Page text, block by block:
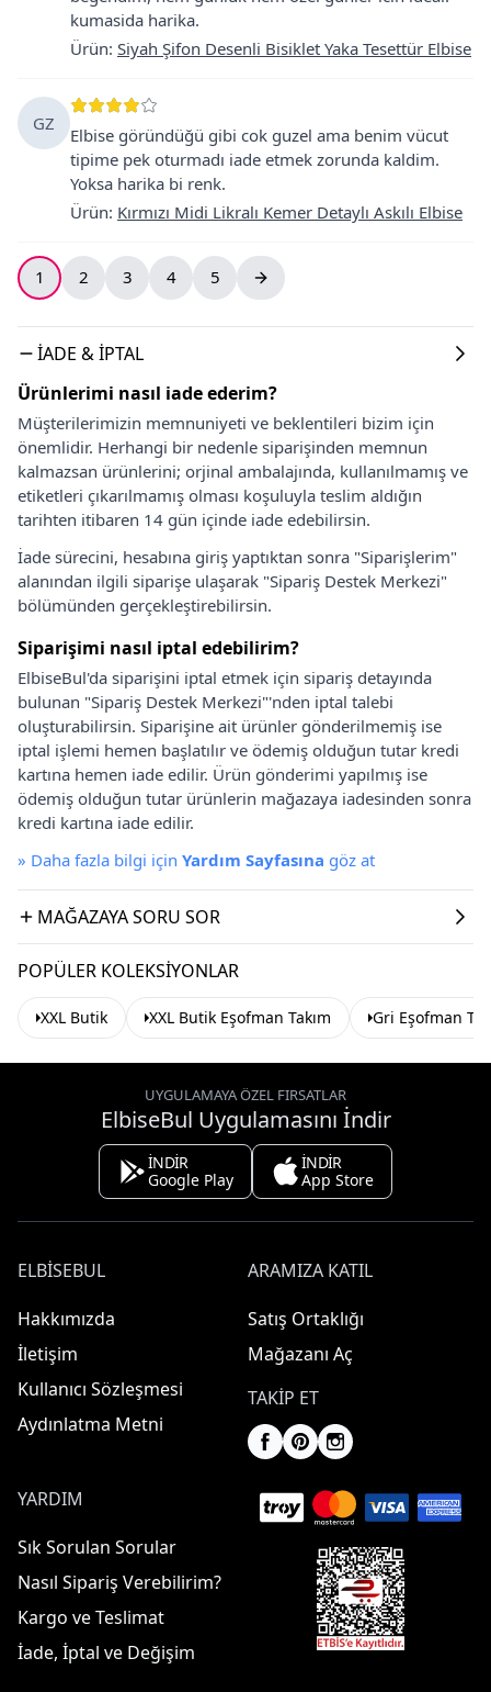
kumasida harika.
Ürün: Siyah Şifon Desenli Bisiklet Yaka Tesettür Elbise
GZ
Elbise göründüğü gibi cok guzel ama benim vücut
tipime pek oturmadı iade etmek zorunda kaldim.
Yoksa harika bi renk.
Ürün: Kırmızı Midi Likralı Kemer Detaylı Askılı Elbise
1 2 3 4 5
İADE & İPTAL
Ürünlerimi nasıl iade ederim?
Müşterilerimizin memnuniyeti ve beklentileri bizim için
önemlidir. Herhangi bir nedenle siparişinden memnun
kalmazsan ürünlerini; orjinal ambalajında, kullanılmamış ve
etiketleri çıkarılmamış olması koşuluyla teslim aldığın
tarihten itibaren 14 gün içinde iade edebilirsin.
İade sürecini, hesabına giriş yaptıktan sonra "Siparişlerim"
alanından ilgili siparişe ulaşarak "Sipariş Destek Merkezi"
bölümünden gerçekleştirebilirsin.
Siparişimi nasıl iptal edebilirim?
ElbiseBul'da siparişini iptal etmek için sipariş detayında
bulunan "Sipariş Destek Merkezi"'nden iptal talebi
oluşturabilirsin. Siparişine ait ürünler gönderilmemiş ise
iptal işlemi hemen başlatılır ve ödemiş olduğun tutar kredi
kartına hemen iade edilir. Ürün gönderimi yapılmış ise
ödemiş olduğun tutar ürünlerin mağazaya iadesinden sonra
kredi kartına iade edilir.
» Daha fazla bilgi için Yardım Sayfasına göz at
MAĞAZAYA SORU SOR
POPÜLER KOLEKSIYONLAR
XXL Butik XXL Butik Eşofman Takım Gri Eşofman
UYGULAMAYA ÖZEL FIRSATLAR
ElbiseBul Uygulamasını İndir
İNDİR
Google Play
İNDİR
App Store
ELBISEBUL
Hakkımızda
İletişim
Kullanıcı Sözleşmesi
Aydınlatma Metni
ARAMIZA KATIL
Satış Ortaklığı
Mağazanı Aç
TAKIP ET
YARDIM
Sık Sorulan Sorular
Nasıl Sipariş Verebilirim?
Kargo ve Teslimat
İade, İptal ve Değişim